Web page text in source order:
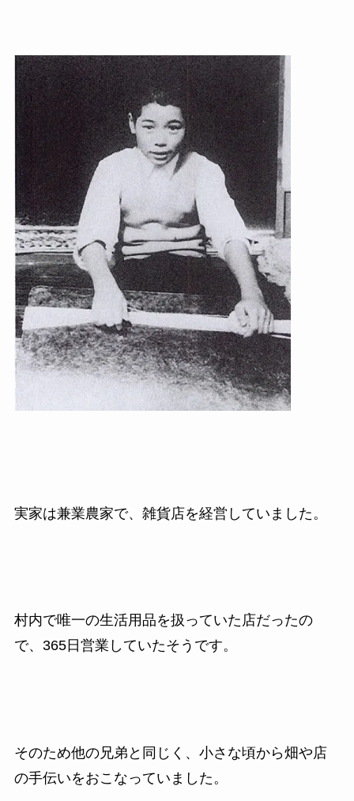
実家は兼業農家で、雑貨店を経営していました。
村内で唯一の生活用品を扱っていた店だったの
で、365日営業していたそうです。
そのため他の兄弟と同じく、小さな頃から畑や店
の手伝いをおこなっていました。